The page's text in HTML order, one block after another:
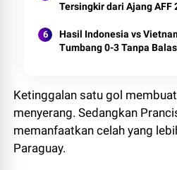
Tersingkir dari Ajang AFF
Hasil Indonesia vs
Tumbang 0-3 Tanpa Balas
Ketinggalan satu gol
menyerang. Sedangkan
memanfaatkan celah yang
Paraguay.